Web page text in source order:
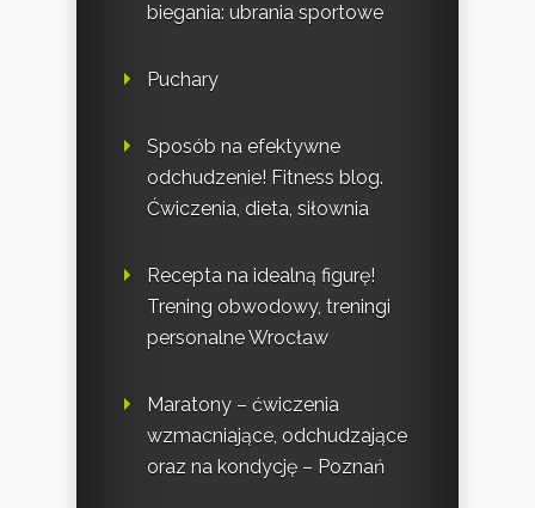
biegania: ubrania sportowe
Puchary
Sposób na efektywne
odchudzenie! Fitness blog.
Ćwiczenia, dieta, siłownia
Recepta na idealną figurę!
Trening obwodowy, treningi
personalne Wrocław
Maratony – ćwiczenia
wzmacniające, odchudzające
oraz na kondycję – Poznań